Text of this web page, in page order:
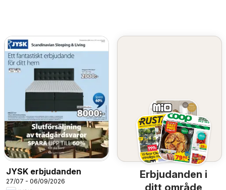
JYSK erbjudanden
27/07 - 06/09/2026
Erbjudanden i